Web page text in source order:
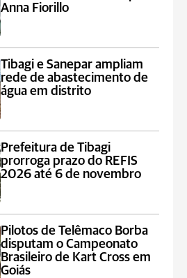
Anna Fiorillo
Tibagi e Sanepar ampliam
rede de abastecimento de
água em distrito
Prefeitura de Tibagi
prorroga prazo do REFIS
2026 até 6 de novembro
Pilotos de Telêmaco Borba
disputam o Campeonato
Brasileiro de Kart Cross em
Goiás